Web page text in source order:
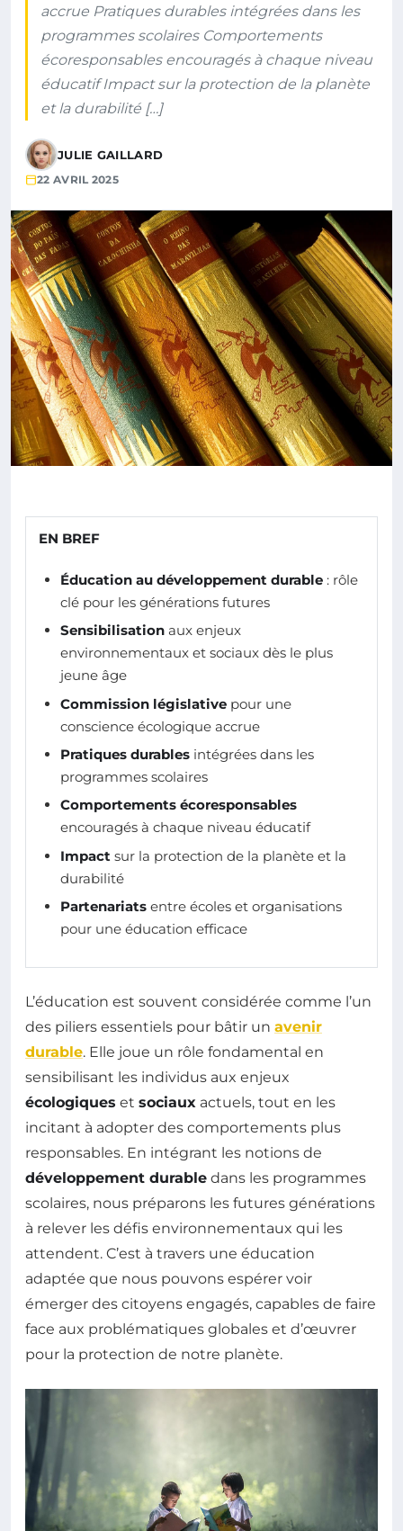
accrue Pratiques durables intégrées dans les
programmes scolaires Comportements
écoresponsables encouragés à chaque niveau
éducatif Impact sur la protection de la planète
et la durabilité […]
JULIE GAILLARD
22 AVRIL 2025
EN BREF
Éducation au développement durable : rôle
clé pour les générations futures
Sensibilisation aux enjeux
environnementaux et sociaux dès le plus
jeune âge
Commission législative pour une
conscience écologique accrue
Pratiques durables intégrées dans les
programmes scolaires
Comportements écoresponsables
encouragés à chaque niveau éducatif
Impact sur la protection de la planète et la
durabilité
Partenariats entre écoles et organisations
pour une éducation efficace
L’éducation est souvent considérée comme l’un
des piliers essentiels pour bâtir un avenir
durable. Elle joue un rôle fondamental en
sensibilisant les individus aux enjeux
écologiques et sociaux actuels, tout en les
incitant à adopter des comportements plus
responsables. En intégrant les notions de
développement durable dans les programmes
scolaires, nous préparons les futures générations
à relever les défis environnementaux qui les
attendent. C’est à travers une éducation
adaptée que nous pouvons espérer voir
émerger des citoyens engagés, capables de faire
face aux problématiques globales et d’œuvrer
pour la protection de notre planète.